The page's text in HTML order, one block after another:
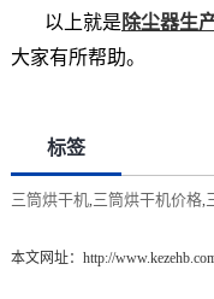
以上就是 除尘器生
大家有所帮助。
标签
三筒烘干机,三筒烘干机价格,
本文网址： http://